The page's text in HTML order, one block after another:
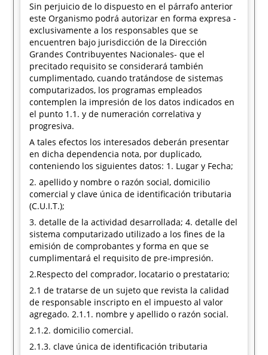
Sin perjuicio de lo dispuesto en el párrafo anterior
este Organismo podrá autorizar en forma expresa -
exclusivamente a los responsables que se
encuentren bajo jurisdicción de la Dirección
Grandes Contribuyentes Nacionales- que el
precitado requisito se considerará también
cumplimentado, cuando tratándose de sistemas
computarizados, los programas empleados
contemplen la impresión de los datos indicados en
el punto 1.1. y de numeración correlativa y
progresiva.
A tales efectos los interesados deberán presentar
en dicha dependencia nota, por duplicado,
conteniendo los siguientes datos: 1. Lugar y Fecha;
2. apellido y nombre o razón social, domicilio
comercial y clave única de identificación tributaria
(C.U.I.T.);
3. detalle de la actividad desarrollada; 4. detalle del
sistema computarizado utilizado a los fines de la
emisión de comprobantes y forma en que se
cumplimentará el requisito de pre-impresión.
2.Respecto del comprador, locatario o prestatario;
2.1 de tratarse de un sujeto que revista la calidad
de responsable inscripto en el impuesto al valor
agregado. 2.1.1. nombre y apellido o razón social.
2.1.2. domicilio comercial.
2.1.3. clave única de identificación tributaria